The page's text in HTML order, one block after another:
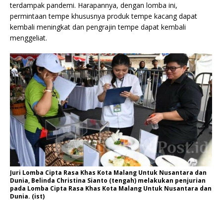
terdampak pandemi. Harapannya, dengan lomba ini,
permintaan tempe khususnya produk tempe kacang dapat
kembali meningkat dan pengrajin tempe dapat kembali
menggeliat.
Juri Lomba Cipta Rasa Khas Kota Malang Untuk Nusantara dan
Dunia, Belinda Christina Sianto (tengah) melakukan penjurian
pada Lomba Cipta Rasa Khas Kota Malang Untuk Nusantara dan
Dunia. (ist)